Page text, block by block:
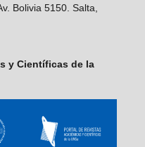
Bolivia 5150. Salta,
y Científicas de la